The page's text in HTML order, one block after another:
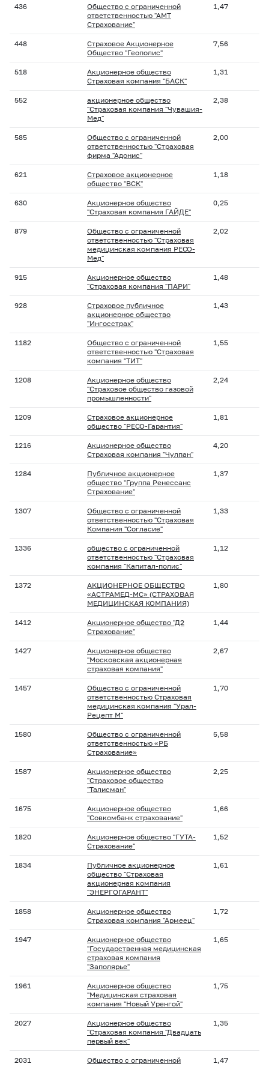
436
Общество с ограниченной
ответственностью "АМТ
Страхование"
1,47
448
Страховое Акционерное
Общество "Геополис"
7,56
518
Акционерное общество
Страховая компания "БАСК"
1,31
552
акционерное общество
"Страховая компания "Чувашия-
Мед"
2,38
585
Общество с ограниченной
ответственностью "Страховая
фирма "Адонис"
2,00
621
Страховое акционерное
общество "ВСК"
1,18
630
Акционерное общество
"Страховая компания ГАЙДЕ"
0,25
879
Общество с ограниченной
ответственностью "Страховая
медицинская компания РЕСО-
Мед"
2,02
915
Акционерное общество
"Страховая компания "ПАРИ"
1,48
928
Страховое публичное
акционерное общество
"Ингосстрах"
1,43
1182
Общество с ограниченной
ответственностью "Страховая
компания "ТИТ"
1,55
1208
Акционерное общество
"Страховое общество газовой
промышленности"
2,24
1209
Страховое акционерное
общество "РЕСО-Гарантия"
1,81
1216
Акционерное общество
Страховая компания "Чулпан"
4,20
1284
Публичное акционерное
общество "Группа Ренессанс
Страхование"
1,37
1307
Общество с ограниченной
ответственностью "Страховая
Компания "Согласие"
1,33
1336
общество с ограниченной
ответственностью "Страховая
компания "Капитал-полис"
1,12
1372
АКЦИОНЕРНОЕ ОБЩЕСТВО
«АСТРАМЕД-МС» (СТРАХОВАЯ
МЕДИЦИНСКАЯ КОМПАНИЯ)
1,80
1412
Акционерное общество "Д2
Страхование"
1,44
1427
Акционерное общество
"Московская акционерная
страховая компания"
2,67
1457
Общество с ограниченной
ответственностью Страховая
медицинская компания "Урал-
Рецепт М"
1,70
1580
Общество с ограниченной
ответственностью «РБ
Страхование»
5,58
1587
Акционерное общество
"Страховое общество
"Талисман"
2,25
1675
Акционерное общество
"Совкомбанк страхование"
1,66
1820
Акционерное общество "ГУТА-
Страхование"
1,52
1834
Публичное акционерное
общество "Страховая
акционерная компания
"ЭНЕРГОГАРАНТ"
1,61
1858
Акционерное общество
Страховая компания "Армеец"
1,72
1947
Акционерное общество
"Государственная медицинская
страховая компания
"Заполярье"
1,65
1961
Акционерное общество
"Медицинская страховая
компания "Новый Уренгой"
1,75
2027
Акционерное общество
"Страховая компания "Двадцать
первый век"
1,35
2031
Общество с ограниченной
1,47